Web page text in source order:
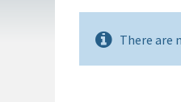
There are